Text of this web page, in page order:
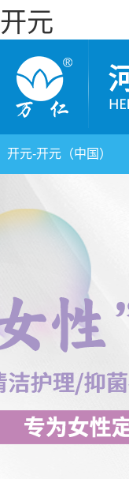
开元
开元-开元（中国）